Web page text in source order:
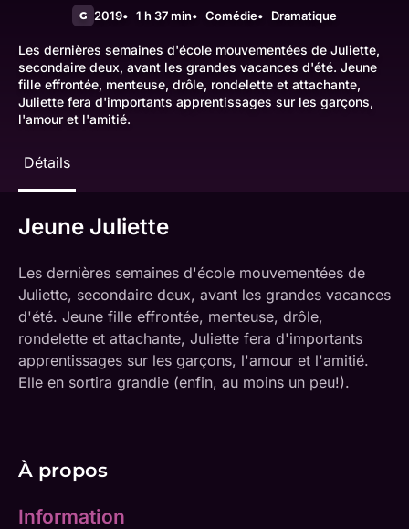
G 2019 1 h 37 min Comédie Dramatique
Les dernières semaines d'école mouvementées de Juliette,
secondaire deux, avant les grandes vacances d'été. Jeune
fille effrontée, menteuse, drôle, rondelette et attachante,
Juliette fera d'importants apprentissages sur les garçons,
l'amour et l'amitié.
Détails
Jeune Juliette
Les dernières semaines d'école mouvementées de
Juliette, secondaire deux, avant les grandes vacances
d'été. Jeune fille effrontée, menteuse, drôle,
rondelette et attachante, Juliette fera d'importants
apprentissages sur les garçons, l'amour et l'amitié.
Elle en sortira grandie (enfin, au moins un peu!).
À propos
Information